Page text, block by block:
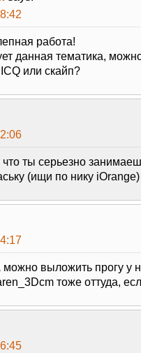
работа!
данная тематика,
или скайп?
ты серьезно
(ищи по нику iOrange)
выложить прогу у
тоже оттуда,